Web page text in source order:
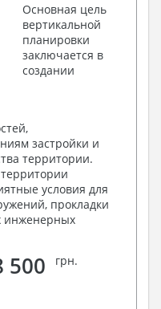
отделок
сечения и
фундаментов
расположения
или Узлы
расположения
Основная цель
вертикальной
планировки
заключается в
создании
застройки и
территории.
условия для
прокладки
инженерных
500 грн.